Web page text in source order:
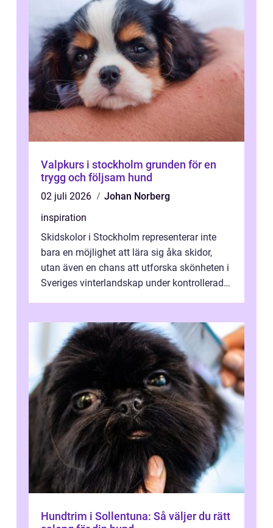
Valpkurs i stockholm grunden för en
trygg och följsam hund
02 juli 2026
Johan Norberg
inspiration
Skidskolor i Stockholm representerar inte
bara en möjlighet att lära sig åka skidor,
utan även en chans att utforska skönheten i
Sveriges vinterlandskap under kontrollerade
Hundtrim i Sollentuna: Så väljer du rätt